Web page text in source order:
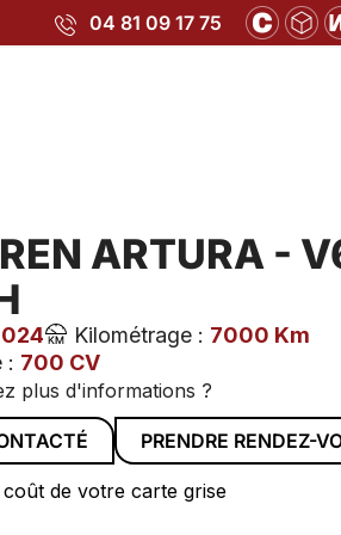
04 81 09 17 75
ARTURA -
Kilométrage : 7000 Km
: 700 CV
plus d'informations ?
PRENDRE RENDEZ-
de votre carte grise